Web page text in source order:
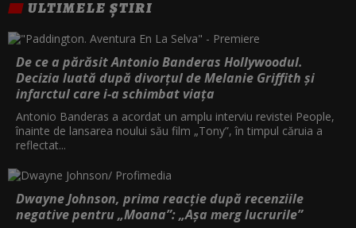
O CALATORIE CU MIZA MARE
ULTIMELE ȘTIRI
De ce a părăsit Antonio Banderas Hollywoodul.
Decizia luată după divorțul de Melanie Griffith și
infarctul care i-a schimbat viața
Antonio Banderas a acordat un amplu interviu revistei People,
înainte de lansarea noului său film „Tony”, în timpul căruia a
reflectat...
Dwayne Johnson, prima reacție după recenziile
negative pentru „Moana”: „Așa merg lucrurile”